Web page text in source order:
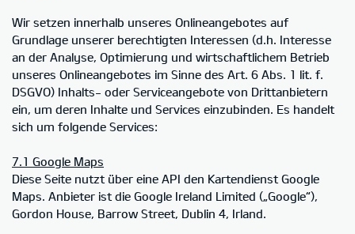
Wir setzen innerhalb unseres Onlineangebotes auf
Grundlage unserer berechtigten Interessen (d.h. Interesse
an der Analyse, Optimierung und wirtschaftlichem Betrieb
unseres Onlineangebotes im Sinne des Art. 6 Abs. 1 lit. f.
DSGVO) Inhalts- oder Serviceangebote von Drittanbietern
ein, um deren Inhalte und Services einzubinden. Es handelt
sich um folgende Services:
7.1 Google Maps
Diese Seite nutzt über eine API den Kartendienst Google
Maps. Anbieter ist die Google Ireland Limited („Google“),
Gordon House, Barrow Street, Dublin 4, Irland.